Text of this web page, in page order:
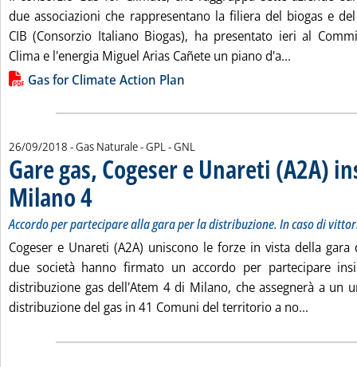
due associazioni che rappresentano la filiera del biogas e
CIB (Consorzio Italiano Biogas), ha presentato ieri al
Clima e l'energia Miguel Arias Cañete un piano d'a...
Lista allegati PDF alla notizia
Gas for Climate Action Plan
26/09/2018 - Gas Naturale - GPL - GNL
Gare gas, Cogeser e Unareti (A2A)
Milano 4 . Sottotitolo: Accordo per partecipare alla gara per la distribuzione.
. Pubblicata mercoledì 26 settembre 2018 alle 13.59.
Accordo per partecipare alla gara per la distribuzione. In caso di
Cogeser e Unareti (A2A) uniscono le forze in vista della
due società hanno firmato un accordo per partecipare
distribuzione gas dell'Atem 4 di Milano, che assegnerà a un
distribuzione del gas in 41 Comuni del territorio a no...